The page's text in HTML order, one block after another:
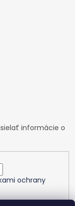
informácie o
ochrany